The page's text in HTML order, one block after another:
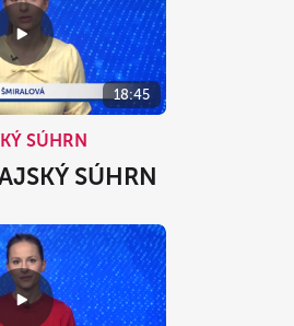
18:45
SÚHRN
SÚHRN